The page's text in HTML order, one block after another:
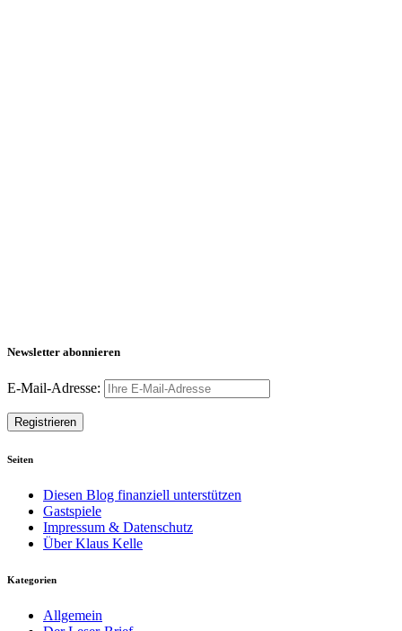
Newsletter abonnieren
E-Mail-Adresse:
Seiten
Diesen Blog finanziell unterstützen
Gastspiele
Impressum & Datenschutz
Über Klaus Kelle
Kategorien
Allgemein